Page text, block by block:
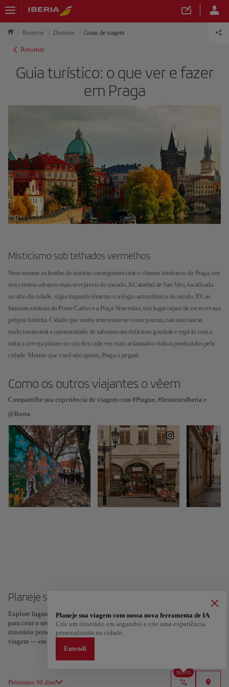
Reservar Destinos Guias de viagem
Retornar
Guia turístico: o que ver e fazer
em Praga
Misticismo sob telhados vermelhos
Nem mesmo as hordas de turistas conseguiram tirar o charme intrínseco de Praga, um
dos centros urbanos mais invejáveis do mundo. A Catedral de San Vito, localizada
no alto da cidade, vigia impassivelmente o relógio astronômico do século XV, as
famosas estátuas da Ponte Carlos e a Praça Venceslau, um lugar capaz de escrever sua
própria história. Cidade que soube reinventar-se como poucas, nas suas tascas
tradicionais terá a oportunidade de saborear um delicioso goulash e regá-lo com a
mítica cerveja pilsner ou um dos cada vez mais aclamados vinhos produzidos pela
cidade. Mesmo que você não queira, Praga o pegará.
Como os outros viajantes o vêem
Compartilhe sua experiência de viagem com #Prague, #InstantesIberia e
@Iberia
Planeje sua viagem para Praga
Explore lugares e experiências, e marque com um coração os seus favoritos
para criar o seu percurso e partilhá-lo. Quer mais ideias? Obtenha um
itinerário personalizado de acordo com os seus interesses e a duração da sua
viagem — em apenas dois passos e disponível no Google Maps.
Próximos 30 dias
NOVO
Planeje sua viagem com nossa nova ferramenta de IA
Crie um itinerário em segundos e crie uma experiência
personalizada na cidade.
Entendi